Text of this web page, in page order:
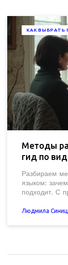
КАК ВЫБРАТЬ
Методы
гид по
Разбираем
языком:
подходит. С
Людмила